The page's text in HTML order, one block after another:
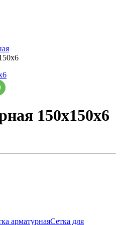
150х150х6
арматурнаяСетка для